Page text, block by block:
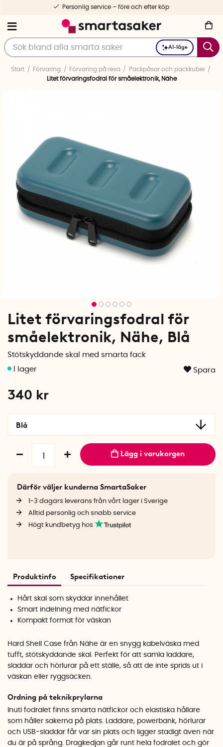
AI-läge
Personlig service – före och efter köp
Start Förvaring Förvaring på resa
Packpåsar och packkuber
Litet förvaringsfodral för småelektronik, Nähe
Litet förvaringsfodral för
småelektronik, Nähe, Blå
Stötskyddande skal med smarta fack
Spara
340 kr
Blå
Lägg i varukorgen
Därför väljer kunderna SmartaSaker
1-3 dagars leverans från vårt lager i Sverige
Alltid personlig och snabb service
Högt kundbetyg hos
Produktinfo Specifikationer
Hårt skal som skyddar innehållet
Smart indelning med nätfickor
Kompakt format för väskan
Hard Shell Case från Nähe är en snygg kabelväska med
tufft, stötskyddande skal. Perfekt för att samla laddare,
sladdar och hörlurar på ett ställe, så att de inte sprids ut i
väskan eller ryggsäcken.
Ordning på teknikprylarna
Inuti fodralet finns smarta nätfickor och elastiska hållare
som håller sakerna på plats. Laddare, powerbank, hörlurar
och USB-sladdar får var sin plats och ligger stadigt även när
du är på språng. Dragkedjan går runt hela fodralet och gör